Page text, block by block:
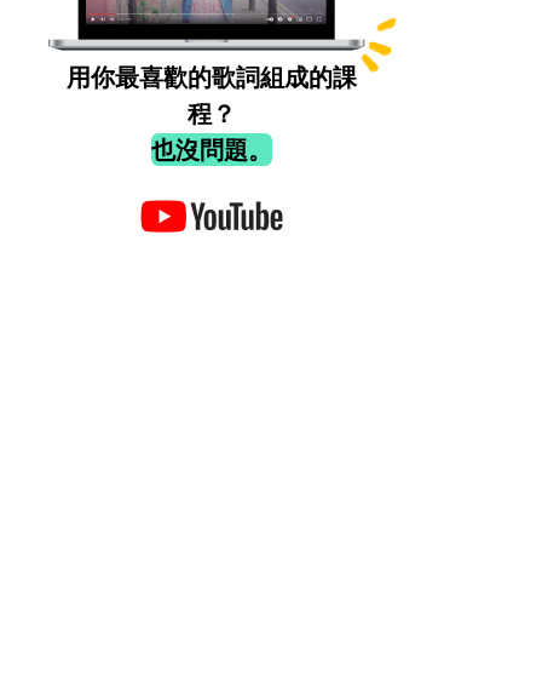
用你最喜歡的歌詞組成的課
程？
也沒問題。